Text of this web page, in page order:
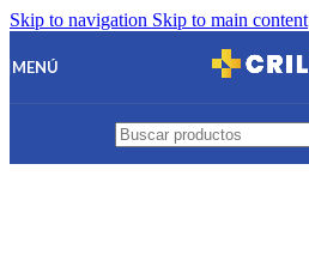
Skip to navigation Skip to main content
MENÚ